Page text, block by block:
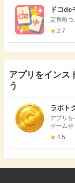
ドコde
定番暇
★ 2.7
アプリをインス
う
ラポト
アプリ
ゲームや
★ 4.5